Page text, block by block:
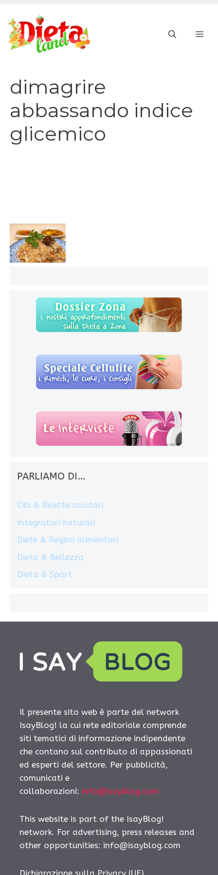
contenuto
dimagrire
abbassando indice
glicemico
PARLIAMO DI…
Cibi & Ricette salutari
Integratori naturali
Diete & Regimi alimentari
Dieta & Bellezza
Dieta & Sport
Il presente sito web è parte del network
IsayBlog! la cui rete editoriale comprende
siti tematici di informazione indipendente
che contano sul contributo di appassionati
ed esperti del settore. Per pubblicità,
comunicati e
collaborazioni: info@isayblog.com
This website is part of the IsayBlog!
network. For advertising, press releases and
other opportunities: info@isayblog.com